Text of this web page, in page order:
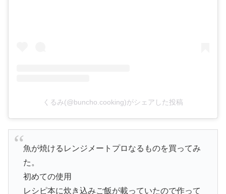
くるみ(@buncho.cooking)がシェアした投稿
魚が焼けるレンジメートプロなるものを買ってみ
た。
初めての使用
レシピ本に炊き込みご飯が載っていたので作って